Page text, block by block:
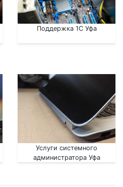
Поддержка 1С Уфа
Услуги системного
администратора Уфа